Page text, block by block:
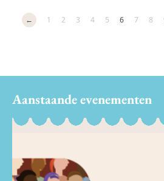
← 1 2 3 4 5 6 7 8
Aanstaande evenementen